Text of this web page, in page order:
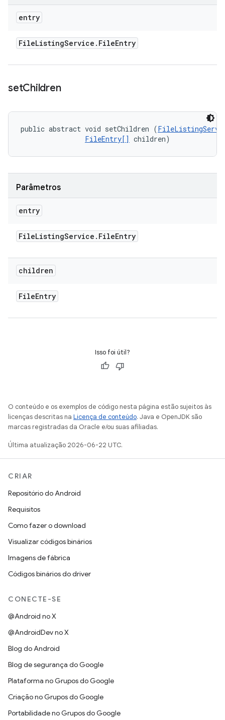
entry
FileListingService . FileEntry
setChildren
public abstract void setChildren (
FileEntry[] children)
Parâmetros
entry
FileListingService . FileEntry
children
FileEntry
Isso foi útil?
O conteúdo e os exemplos de código nesta página estão sujeitos às
licenças descritas na Licença de conteúdo. Java e OpenJDK são
marcas registradas da Oracle e/ou suas afiliadas.
Última atualização 2026-06-22 UTC.
CRIAR
Repositório do Android
Requisitos
Como fazer o download
Visualizar códigos binários
Imagens de fábrica
Códigos binários do driver
CONECTE-SE
@Android no X
@AndroidDev no X
Blog do Android
Blog de segurança do Google
Plataforma no Grupos do Google
Criação no Grupos do Google
Portabilidade no Grupos do Google